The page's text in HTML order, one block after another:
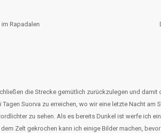
Rapadalen
die Strecke gemütlich zurückzulegen und
Suorva zu erreichen, wo wir eine letzte Nacht am
zu sehen. Als es bereits Dunkel ist werfe ich
Zelt gekrochen kann ich einige Bilder machen,